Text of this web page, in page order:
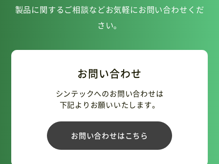
製品に関するご相談などお気軽にお問い合わせくだ
さい。
お問い合わせ
シンテックへのお問い合わせは
下記よりお願いいたします。
お問い合わせはこちら